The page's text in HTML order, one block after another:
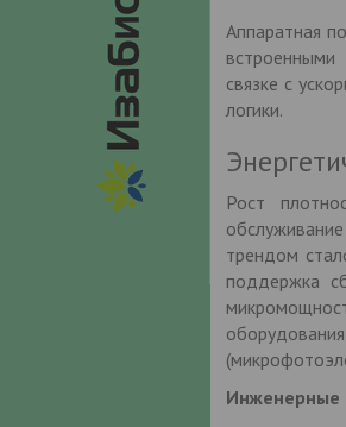
Аппаратная
связке с
логики.
Рост
трендом
поддержка
Инженерные